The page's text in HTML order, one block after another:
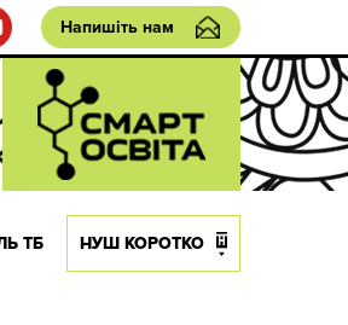
Напишіть нам
ТБ НУШ КОРОТКО